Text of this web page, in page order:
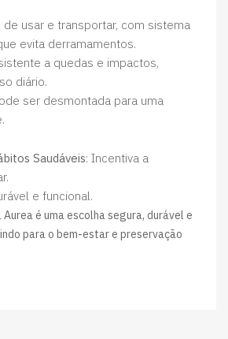
de usar e transportar, com sistema
evita derramamentos.
a quedas e impactos,
diário.
ser desmontada para uma
Saudáveis: Incentiva a
e funcional.
é uma escolha segura, durável e
para o bem-estar e preservação